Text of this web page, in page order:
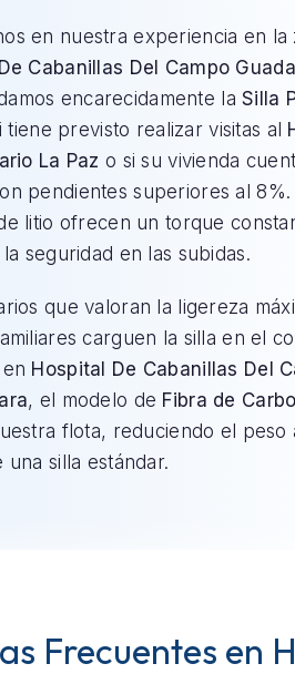
en nuestra experiencia en la
Cabanillas Del Campo
encarecidamente laSilla
tiene previsto realizar visitas al
La Paz o si su vivienda
pendientes superiores al 8%.
litio ofrecen un torque
seguridad en las subidas.
que valoran la ligereza
carguen la silla en el
Hospital De Cabanillas Del
, el modelo de Fibra de
flota, reduciendo el peso
una silla estándar.
Frecuentes en